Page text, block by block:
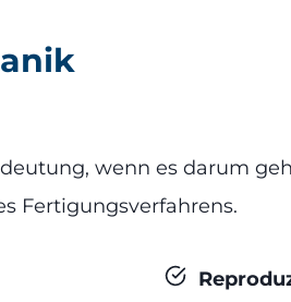
wenn es darum
Fertigungsverfahrens.